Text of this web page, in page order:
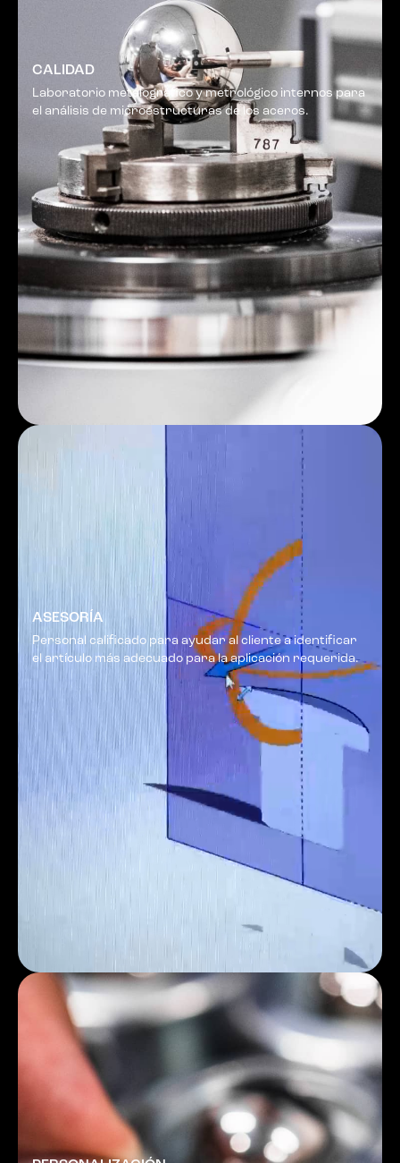
CALIDAD
Laboratorio metalográfico y metrológico internos para
el análisis de microestructuras de los aceros.
ASESORÍA
Personal calificado para ayudar al cliente a identificar
el artículo más adecuado para la aplicación requerida.